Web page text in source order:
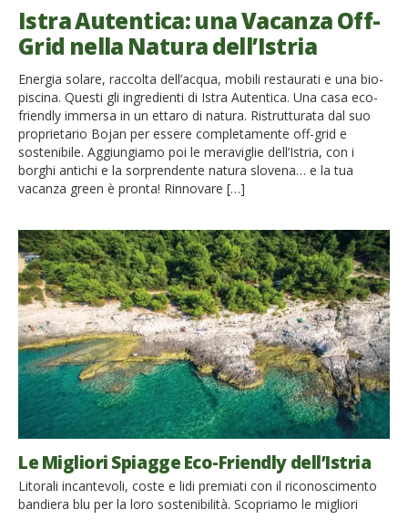
Istra Autentica: una Vacanza Off-
Grid nella Natura dell’Istria
Energia solare, raccolta dell’acqua, mobili restaurati e una bio-
piscina. Questi gli ingredienti di Istra Autentica. Una casa eco-
friendly immersa in un ettaro di natura. Ristrutturata dal suo
proprietario Bojan per essere completamente off-grid e
sostenibile. Aggiungiamo poi le meraviglie dell’Istria, con i
borghi antichi e la sorprendente natura slovena… e la tua
vacanza green è pronta! Rinnovare […]
Le Migliori Spiagge Eco-Friendly dell’Istria
Litorali incantevoli, coste e lidi premiati con il riconoscimento
bandiera blu per la loro sostenibilità. Scopriamo le migliori